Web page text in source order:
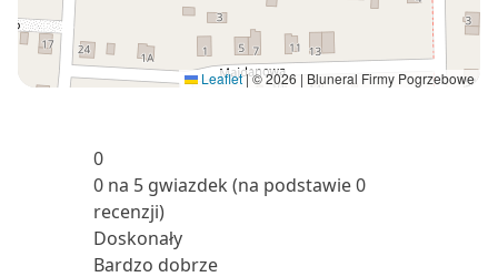
Leaflet|© 2026 | Bluneral Firmy Pogrzebowe
0
0 na 5 gwiazdek (na podstawie 0
recenzji)
Doskonały
Bardzo dobrze